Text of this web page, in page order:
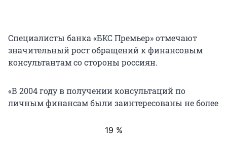
Специалисты банка «БКС Премьер» отмечают
значительный рост обращений к финансовым
консультантам со стороны россиян.
«В 2004 году в получении консультаций по
личным финансам были заинтересованы не более
19 %